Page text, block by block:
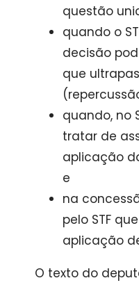
questão
quando o
decisão
que
quando, no
tratar de
aplicação
e
na
pelo STF
aplicação
O texto do